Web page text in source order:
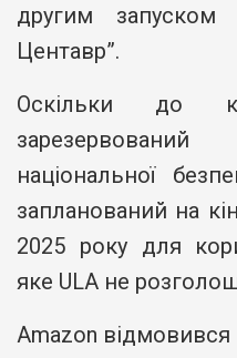
другим запуском
Центавр”.
Оскільки до
національної
запланований на
2025 року для
яке ULA не
Amazon відмовився